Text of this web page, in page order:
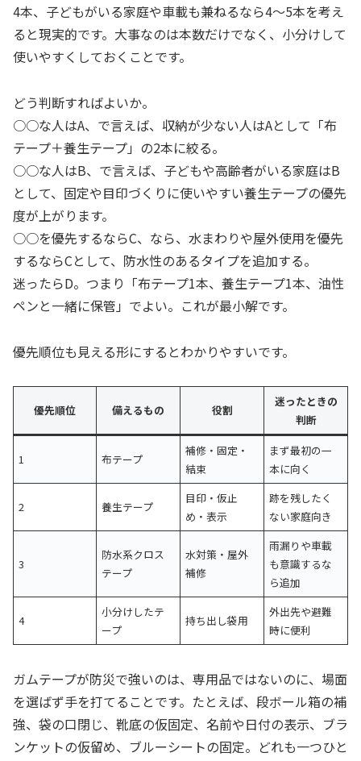
4本、子どもがいる家庭や車載も兼ねるなら4〜5本を考え
ると現実的です。大事なのは本数だけでなく、小分けして
使いやすくしておくことです。
どう判断すればよいか。
○○な人はA、で言えば、収納が少ない人はAとして「布
テープ＋養生テープ」の2本に絞る。
○○な人はB、で言えば、子どもや高齢者がいる家庭はB
として、固定や目印づくりに使いやすい養生テープの優先
度が上がります。
○○を優先するならC、なら、水まわりや屋外使用を優先
するならCとして、防水性のあるタイプを追加する。
迷ったらD。つまり「布テープ1本、養生テープ1本、油性
ペンと一緒に保管」でよい。これが最小解です。
優先順位も見える形にするとわかりやすいです。
優先順位 備えるもの 役割
迷ったときの
判断
1 布テープ
補修・固定・
結束
まず最初の一
本に向く
2 養生テープ
目印・仮止
め・表示
跡を残したく
ない家庭向き
3
防水系クロス
テープ
水対策・屋外
補修
雨漏りや車載
も意識するな
ら追加
4
小分けしたテ
ープ
持ち出し袋用
外出先や避難
時に便利
ガムテープが防災で強いのは、専用品ではないのに、場面
を選ばず手を打てることです。たとえば、段ボール箱の補
強、袋の口閉じ、靴底の仮固定、名前や日付の表示、ブラ
ンケットの仮留め、ブルーシートの固定。どれも一つひと